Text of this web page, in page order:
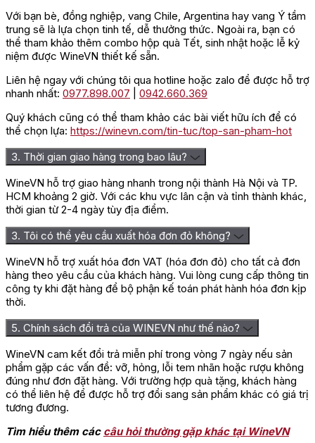
chắn cùng nồng độ lên men tuyệt vời 14%, rượu được xem là
loạirượu vang thơm ngon, dễ uống và bổ dưỡng.
Rượu sẽ ngon hơn khi thưởng thức ở nhiệt độ 16 – 20 độ C, kết
ăn khai vị như salad, bánh mỳ nướng, pho mát và giăm bông,…
Rượu sẽ trở thành thức uống đặc biệt và thơm ngon trong các
=> Liên hệ ngayWine VNđể nhận giá ưu đãi và tư vấn chi
Đánh giá
Chưa có đánh giá nào.
Hãy là người đầu tiên nhận xét “Rượu Vang Marques De Riscal
1860 Tempranillo”
đăng nhập
Với bạn bè, đồng nghiệp, vang Chile, Argentina hay vang Ý tầm
trung sẽ là lựa chọn tinh tế, dễ thưởng thức. Ngoài ra, bạn có
thể tham khảo thêm combo hộp quà Tết, sinh nhật hoặc lễ kỷ
niệm được WineVN thiết kế sẵn.
Liên hệ ngay với chúng tôi qua hotline hoặc zalo để được hỗ trợ
nhanh nhất: 0977.898.007
0942.660.369
Quý khách cũng có thể tham khảo các bài viết hữu ích để có
thể chọn lựa: https://winevn.com/tin-tuc/top-san-pham-hot
3. Thời gian giao hàng trong bao lâu?
WineVN hỗ trợ giao hàng nhanh trong nội thành Hà Nội và TP.
HCM khoảng 2 giờ. Với các khu vực lân cận và tỉnh thành khác,
thời gian từ 2-4 ngày tùy địa điểm.
3. Tôi có thể yêu cầu xuất hóa đơn đỏ không?
WineVN hỗ trợ xuất hóa đơn VAT (hóa đơn đỏ) cho tất cả đơn
hàng theo yêu cầu của khách hàng. Vui lòng cung cấp thông tin
công ty khi đặt hàng để bộ phận kế toán phát hành hóa đơn kịp
thời.
5. Chính sách đổi trả của WINEVN như thế nào?
WineVN cam kết đổi trả miễn phí trong vòng 7 ngày nếu sản
phẩm gặp các vấn đề: vỡ, hỏng, lỗi tem nhãn hoặc rượu không
đúng như đơn đặt hàng. Với trường hợp quà tặng, khách hàng
có thể liên hệ để được hỗ trợ đổi sang sản phẩm khác có giá trị
tương đương.
Tìm hiểu thêm các câu hỏi thường gặp khác tại WineVN